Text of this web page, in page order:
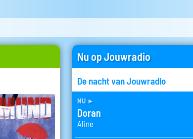
Nu op Jouwradio
De nacht van Jouwradio
nu ►
Doran
Aline